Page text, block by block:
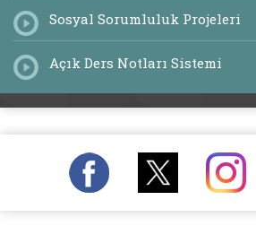
Sosyal Sorumluluk Projeleri
Açık Ders Notları Sistemi